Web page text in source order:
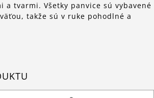
a tvarmi. Všetky panvice sú vybavené
takže sú v ruke pohodlné a